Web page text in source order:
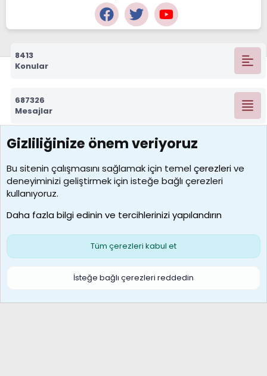
8413
Konular
687326
Mesajlar
7390
Kullanıcılar
MosesBrownHayranı
Son üye
Çerezler
S
Gizliliğinize önem veriyoruz
Bu sitenin çalışmasını sağlamak için temelçerezlerive
deneyiminizi geliştirmek için isteğe bağlı çerezleri
kullanıyoruz.
Daha fazla bilgi edinin ve tercihlerinizi yapılandırın
Tüm çerezleri kabul et
İsteğe bağlı çerezleri reddedin